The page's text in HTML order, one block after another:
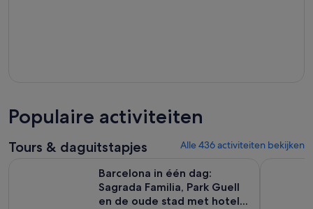
Populaire activiteiten
Tours & daguitstapjes Alle 436 activiteiten bekijken
Barcelona in één dag:
Sagrada Familia, Park Guell
en de oude stad met hotel...